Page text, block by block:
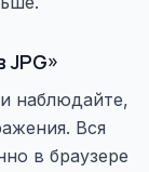
JPG»
наблюдайте,
Вся
в браузере